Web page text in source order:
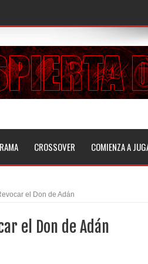
CROSSOVER COMIENZA A
el Don de Adán
el Don de Adán